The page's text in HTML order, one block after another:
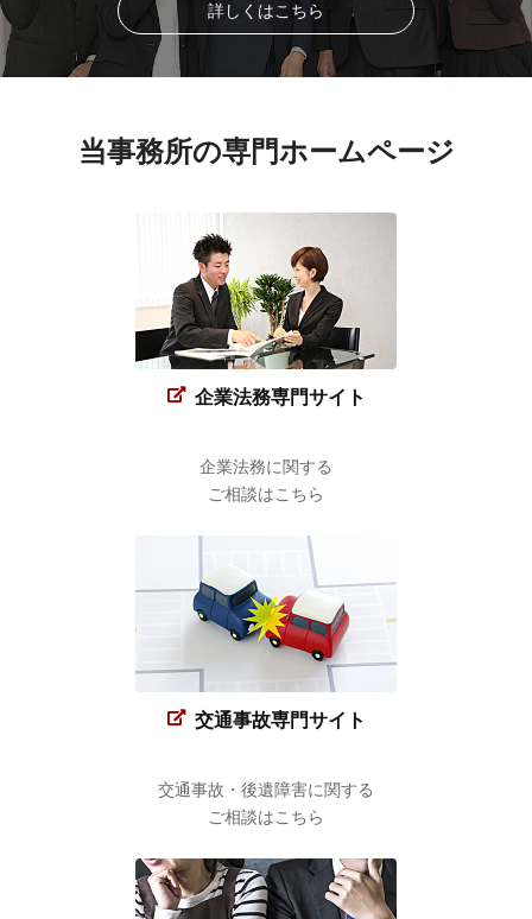
詳しくはこちら
当事務所の専門ホームページ
企業法務専門サイト
企業法務に関する
ご相談はこちら
交通事故専門サイト
交通事故・後遺障害に関する
ご相談はこちら